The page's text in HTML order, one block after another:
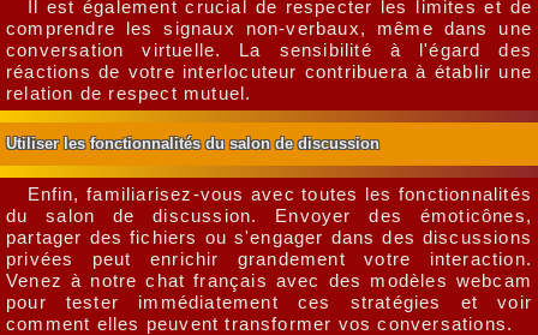
Il est également crucial de respecter les limites et de
comprendre les signaux non-verbaux, même dans une
conversation virtuelle. La sensibilité à l'égard des
réactions de votre interlocuteur contribuera à établir une
relation de respect mutuel.
Utiliser les fonctionnalités du salon de discussion
Enfin, familiarisez-vous avec toutes les fonctionnalités
du salon de discussion. Envoyer des émoticônes,
partager des fichiers ou s'engager dans des discussions
privées peut enrichir grandement votre interaction.
Venez à notre chat français avec des modèles webcam
pour tester immédiatement ces stratégies et voir
comment elles peuvent transformer vos conversations.